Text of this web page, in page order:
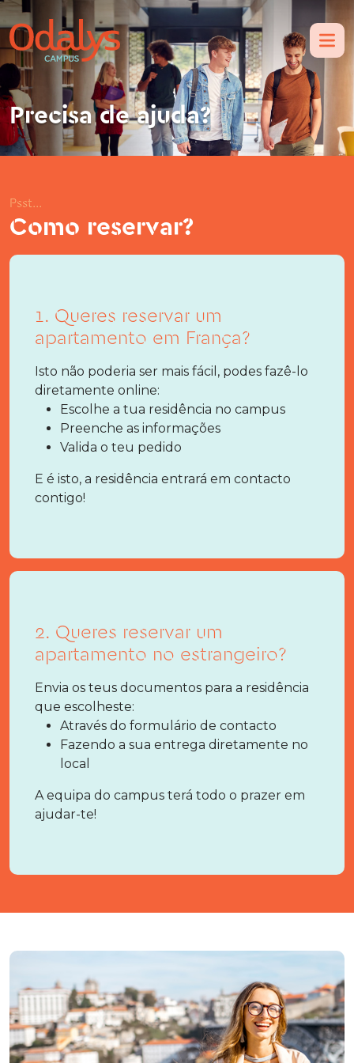
Precisa de ajuda?
Psst...
Como reservar?
1. Queres reservar um
apartamento em França?
Isto não poderia ser mais fácil, podes fazê-lo
diretamente online:
Escolhe a tua residência no campus
Preenche as informações
Valida o teu pedido
E é isto, a residência entrará em contacto
contigo!
2. Queres reservar um
apartamento no estrangeiro?
Envia os teus documentos para a residência
que escolheste:
Através do formulário de contacto
Fazendo a sua entrega diretamente no
local
A equipa do campus terá todo o prazer em
ajudar-te!